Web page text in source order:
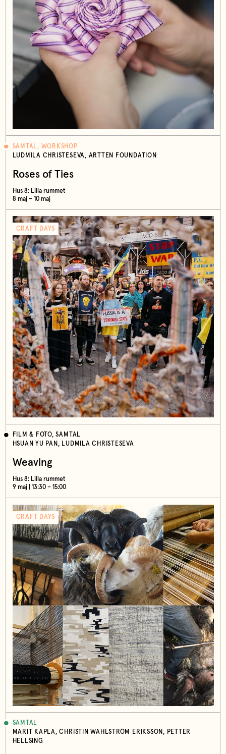
SAMTAL, WORKSHOP
LUDMILA CHRISTESEVA, ARTTEN FOUNDATION
Roses of Ties
Hus 8: Lilla rummet
8 maj – 10 maj
CRAFT DAYS
FILM & FOTO, SAMTAL
HSUAN YU PAN, LUDMILA CHRISTESEVA
Weaving
Hus 8: Lilla rummet
9 maj | 13:30 – 15:00
CRAFT DAYS
SAMTAL
MARIT KAPLA, CHRISTIN WAHLSTRÖM ERIKSSON, PETTER
HELLSING